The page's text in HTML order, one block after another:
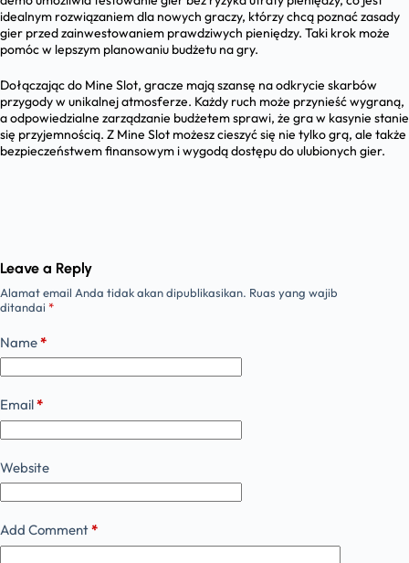
idealnym rozwiązaniem dla nowych graczy, którzy chcą poznać zasady
gier przed zainwestowaniem prawdziwych pieniędzy. Taki krok może
pomóc w lepszym planowaniu budżetu na gry.
Dołączając do Mine Slot, gracze mają szansę na odkrycie skarbów
przygody w unikalnej atmosferze. Każdy ruch może przynieść wygraną,
a odpowiedzialne zarządzanie budżetem sprawi, że gra w kasynie stanie
się przyjemnością. Z Mine Slot możesz cieszyć się nie tylko grą, ale także
bezpieczeństwem finansowym i wygodą dostępu do ulubionych gier.
Leave a Reply
Alamat email Anda tidak akan dipublikasikan. Ruas yang wajib
ditandai *
Name*
Email*
Website
Add Comment*